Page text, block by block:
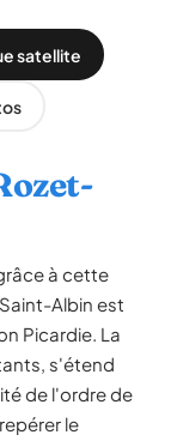
satellite
à cette
Albin est
Picardie. La
s'étend
de l'ordre de
le